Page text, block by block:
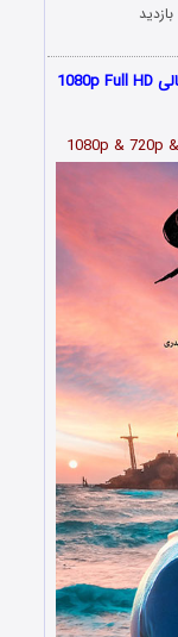
دانلود قسمت هشتم 8 سریال جزیره با کیفیت عالی 1080p Full HD